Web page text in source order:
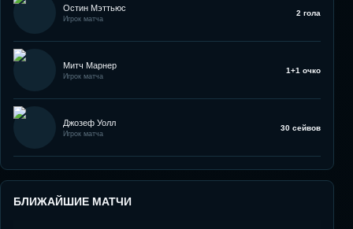
Остин Мэттьюс
Игрок матча
2 гола
Митч Марнер
Игрок матча
1+1 очко
Джозеф Уолл
Игрок матча
30 сейвов
БЛИЖАЙШИЕ МАТЧИ